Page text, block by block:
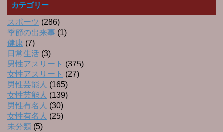
カテゴリー
スポーツ (286)
季節の出来事 (1)
健康 (7)
日常生活 (3)
男性アスリート (375)
女性アスリート (27)
男性芸能人 (165)
女性芸能人 (139)
男性有名人 (30)
女性有名人 (25)
未分類 (5)